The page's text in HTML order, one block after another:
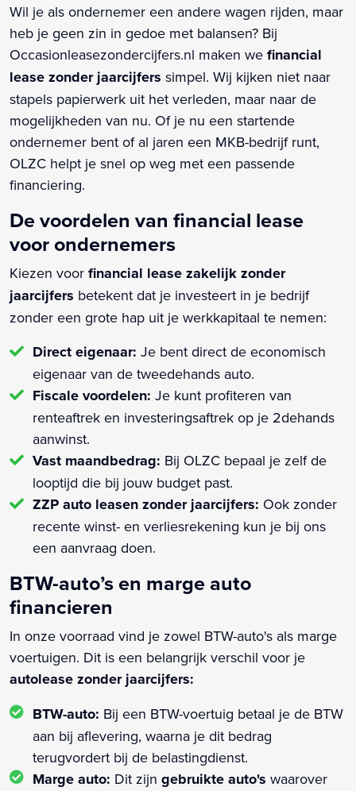
Wil je als ondernemer een andere wagen rijden, maar
heb je geen zin in gedoe met balansen? Bij
Occasionleasezondercijfers.nl maken we financial
lease zonder jaarcijfers simpel. Wij kijken niet naar
stapels papierwerk uit het verleden, maar naar de
mogelijkheden van nu. Of je nu een startende
ondernemer bent of al jaren een MKB-bedrijf runt,
OLZC helpt je snel op weg met een passende
financiering.
De voordelen van financial lease
voor ondernemers
Kiezen voor financial lease zakelijk zonder
jaarcijfers betekent dat je investeert in je bedrijf
zonder een grote hap uit je werkkapitaal te nemen:
Direct eigenaar: Je bent direct de economisch
eigenaar van de tweedehands auto.
Fiscale voordelen: Je kunt profiteren van
renteaftrek en investeringsaftrek op je 2dehands
aanwinst.
Vast maandbedrag: Bij OLZC bepaal je zelf de
looptijd die bij jouw budget past.
ZZP auto leasen zonder jaarcijfers: Ook zonder
recente winst- en verliesrekening kun je bij ons
een aanvraag doen.
BTW-auto’s en marge auto
financieren
In onze voorraad vind je zowel BTW-auto's als marge
voertuigen. Dit is een belangrijk verschil voor je
autolease zonder jaarcijfers:
BTW-auto: Bij een BTW-voertuig betaal je de BTW
aan bij aflevering, waarna je dit bedrag
terugvordert bij de belastingdienst.
Marge auto: Dit zijn gebruikte auto's waarover